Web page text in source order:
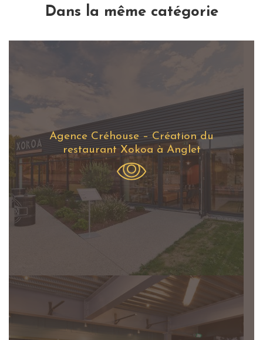
Dans la même catégorie
Agence Créhouse – Création du
restaurant Xokoa à Anglet